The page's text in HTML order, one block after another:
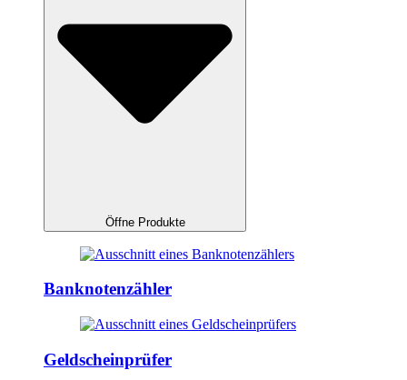
Öffne Produkte
Banknotenzähler
Geldscheinprüfer